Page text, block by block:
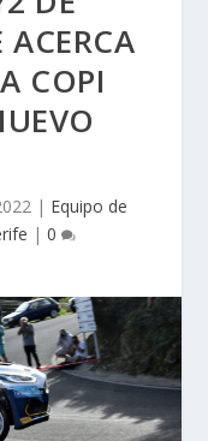
COPI
| Equipo de
| 0